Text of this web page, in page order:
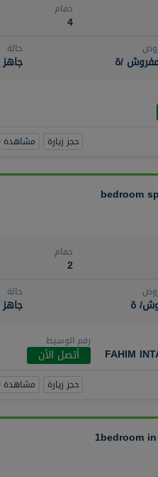
حمام
4
/ة
حالة
جاهز
حجز زيارة مشاهدة 360
حمام
2
ة
حالة
جاهز
FAHIM
رقم الوسيط
أتصل الأن
حجز زيارة مشاهدة 360
1bedroom